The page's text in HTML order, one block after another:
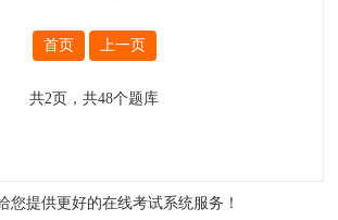
首页 上一页
共2页，共48个题库
您提供更好的在线考试系统服务！